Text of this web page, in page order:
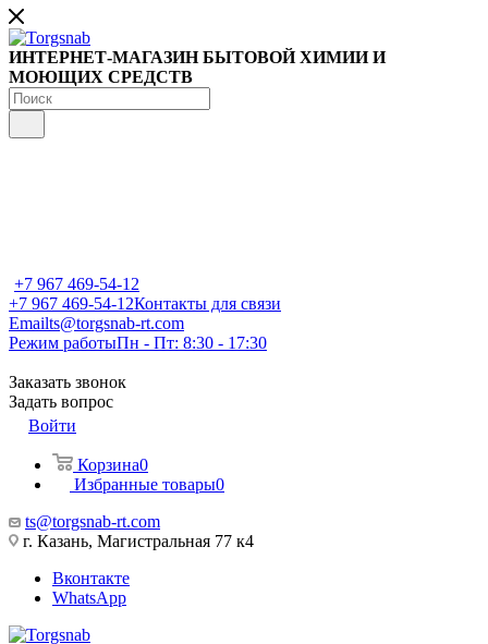
ИНТЕРНЕТ-МАГАЗИН БЫТОВОЙ ХИМИИ И
МОЮЩИХ СРЕДСТВ
+7 967 469-54-12
+7 967 469-54-12Контакты для связи
Emailts@torgsnab-rt.com
Режим работыПн - Пт: 8:30 - 17:30
Заказать звонок
Задать вопрос
Войти
Корзина0
Избранные товары0
ts@torgsnab-rt.com
г. Казань, Магистральная 77 к4
Вконтакте
WhatsApp